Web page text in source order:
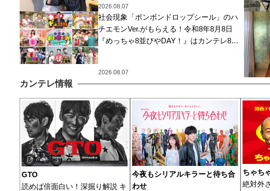
2026.08.07
社会現象「ボンボンドロップシール」のハ
チエモンVer.がもらえる！令和8年8月8日
『めっちゃ8並びやDAY！』はカンテレ8番
組を見て、くちびるマシマシなプレゼント
に応募しよう
2026.08.07
カンテレ情報
GTO
読めば倍面白い！深掘り解説 キ
今夜もシリアルキラーと待ち合
わせ
ちゃち
絶対外